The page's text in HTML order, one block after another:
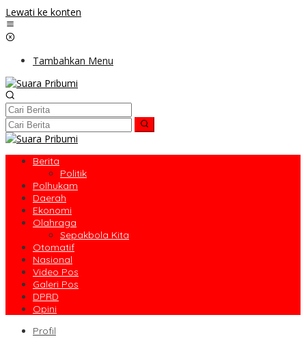
Lewati ke konten
Tambahkan Menu
Berita
Politik
Polhukam
Daerah
Ekonomi
Olahraga
Sepakbola Kita
Otomatif
Nasional
Video Pos
Galeri Pos
DPRD
Opini
Profil